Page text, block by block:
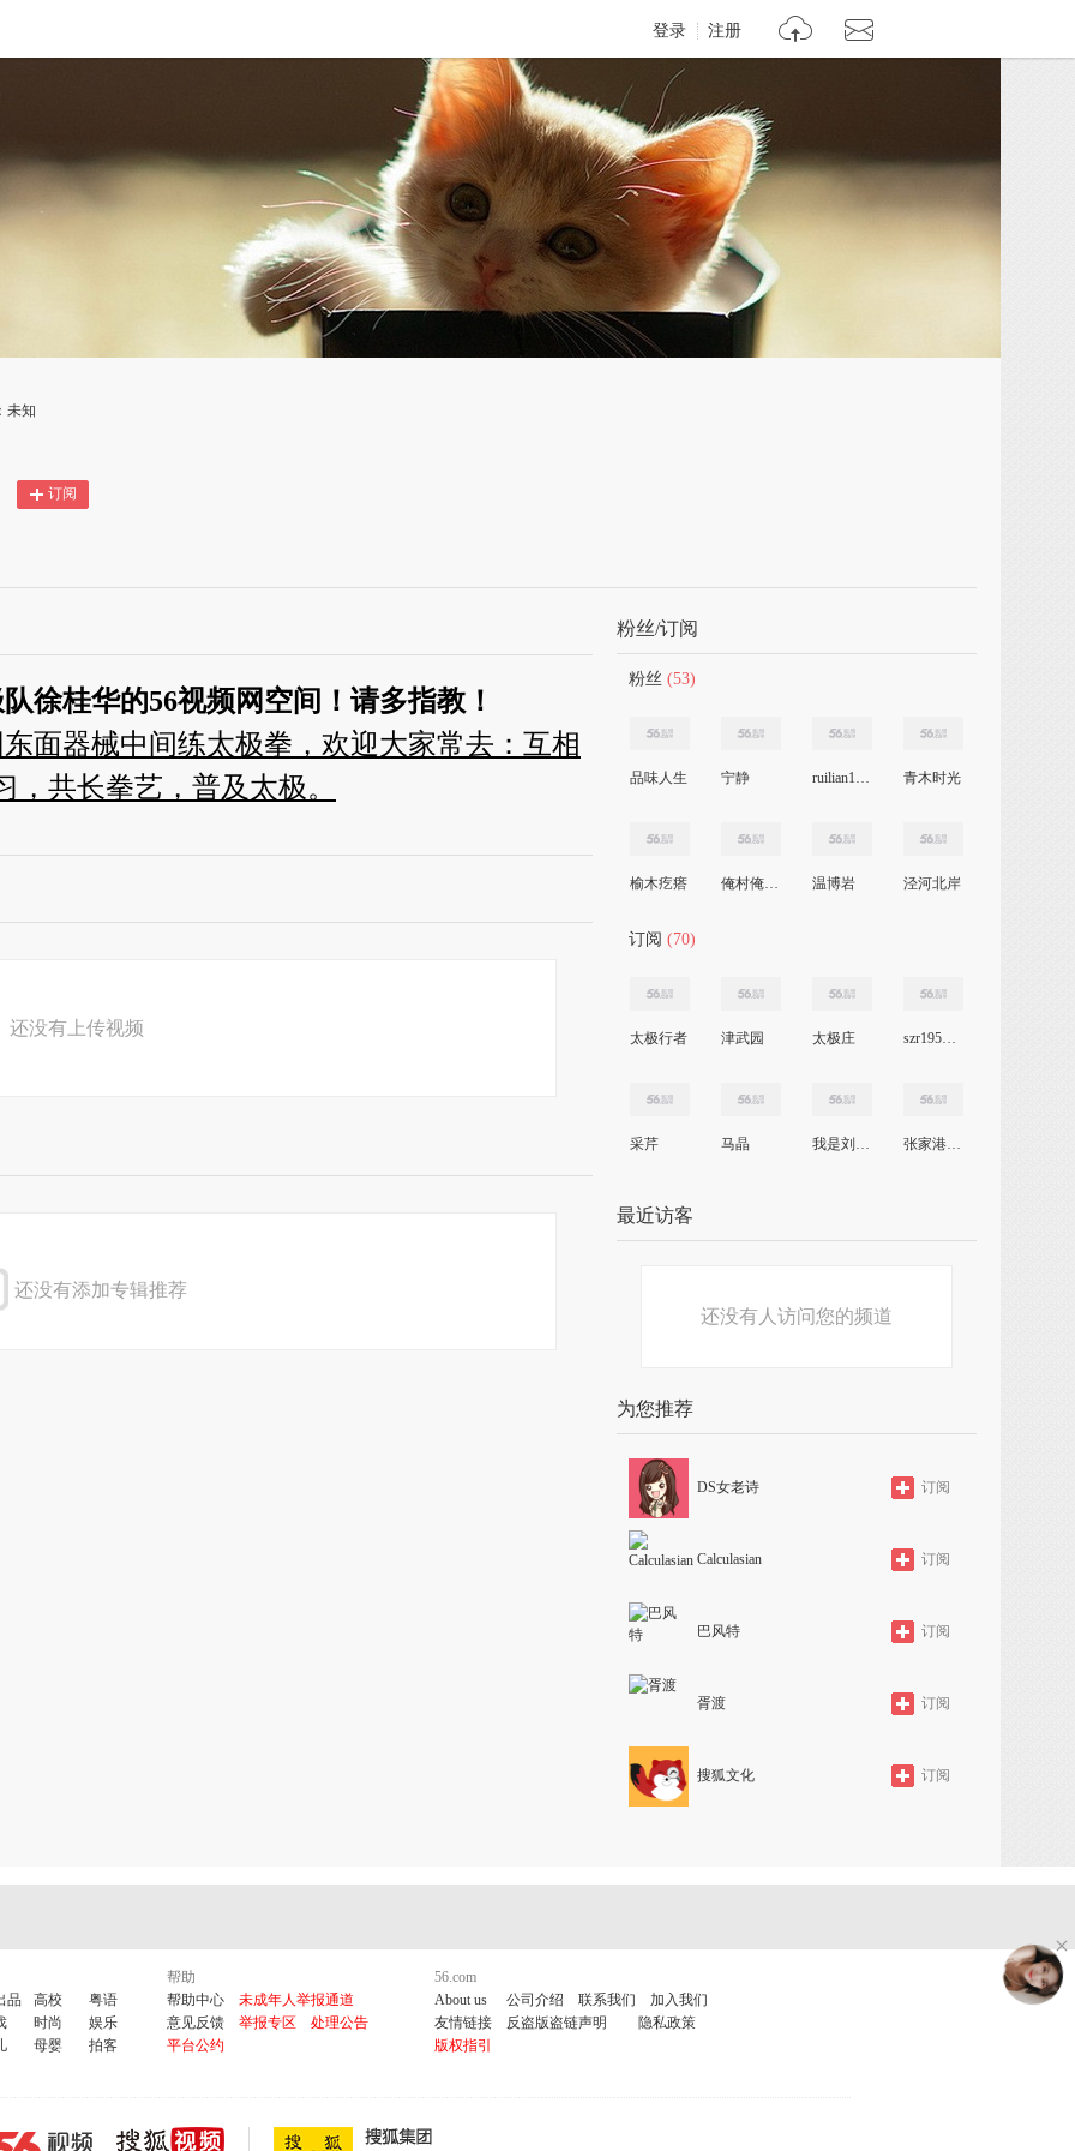
登录 注册
未知
订阅
徐桂华的56视频网空间！请多指教！
面器械中间练太极拳，欢迎大家常去：互相
，共长拳艺，普及太极。
还没有上传视频
还没有添加专辑推荐
粉丝/订阅
粉丝 (53)
品味人生 宁静 ruilian12345 青木时光
榆木疙瘩 俺村俺最靓 温博岩 泾河北岸
订阅 (70)
太极行者 津武园 太极庄 szr19571125
采芹 马晶 我是刘文杰 张家港春江人
最近访客
还没有人访问您的频道
为您推荐
DS女老诗 订阅
Calculasian 订阅
巴风特 订阅
胥渡 订阅
搜狐文化 订阅
品 高校
粤语
时尚
娱乐
母婴 拍客
帮助
帮助中心
未成年人举报通道
意见反馈
举报专区
处理公告
平台公约
56.com
About us
公司介绍 联系我们
加入我们
友情链接
反盗版盗链声明
隐私政策
版权指引